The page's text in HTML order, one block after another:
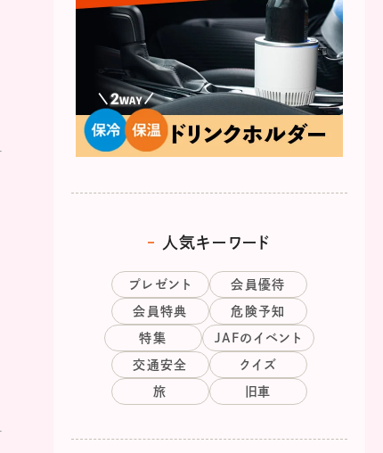
人気キーワード
プレゼント 会員優待
会員特典 危険予知
特集 JAFのイベント
交通安全 クイズ
旅 旧車